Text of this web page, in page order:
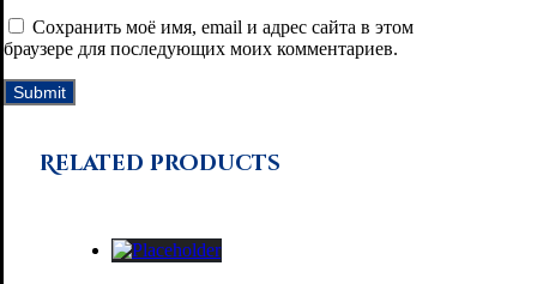
Сохранить моё имя, email и адрес сайта в этом
браузере для последующих моих комментариев.
Related products